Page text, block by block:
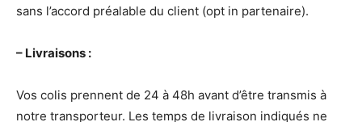
sans l’accord préalable du client (opt in partenaire).
– Livraisons :
Vos colis prennent de 24 à 48h avant d’être transmis à
notre transporteur. Les temps de livraison indiqués ne